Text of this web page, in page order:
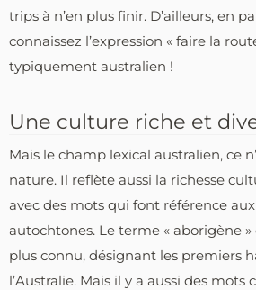
trips à n’en plus finir. D’ailleurs, en
connaissez l’expression « faire la
typiquement australien !
Une culture riche et
Mais le champ lexical australien, ce
nature. Il reflète aussi la richesse
avec des mots qui font référence
autochtones. Le terme « aborigène
plus connu, désignant les premiers
l’Australie. Mais il y a aussi des mots